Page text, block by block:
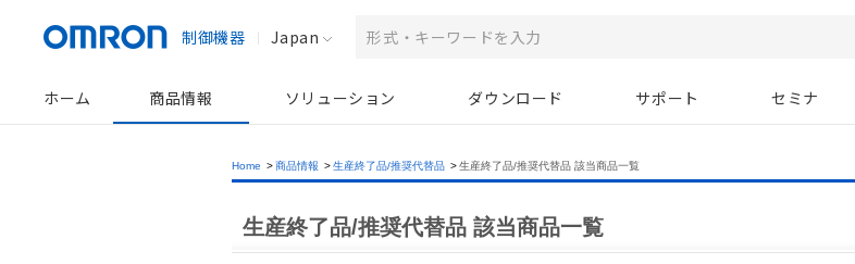
制御機器 Japan
ホーム 商品情報 ソリューション ダウンロード サポート セミナ
Home >商品情報 >生産終了品/推奨代替品 >生産終了品/推奨代替品 該当商品一覧
生産終了品/推奨代替品 該当商品一覧